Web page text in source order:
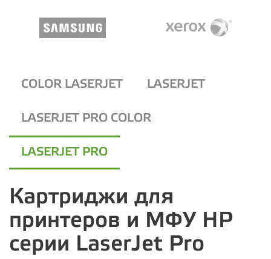
COLOR LASERJET LASERJET
LASERJET PRO COLOR
LASERJET PRO
Картриджи для
принтеров и МФУ HP
серии LaserJet Pro